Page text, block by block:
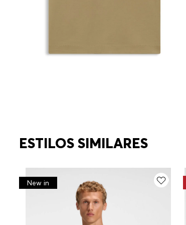
ESTILOS SIMILARES
New in